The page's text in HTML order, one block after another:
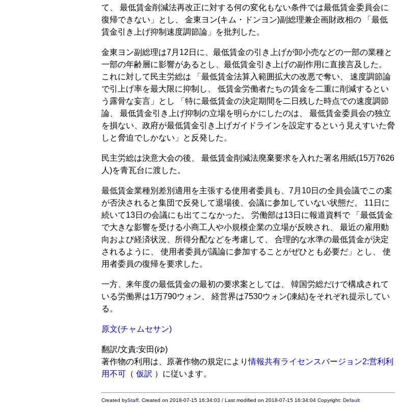
て、 最低賃金削減法再改正に対する何の変化もない条件では最低賃金委員会に
復帰できない」とし、 金東ヨン(キム・ドンヨン)副総理兼企画財政相の 「最低
賃金引き上げ抑制速度調節論」を批判した。
金東ヨン副総理は7月12日に、最低賃金の引き上げが卸小売などの一部の業種と
一部の年齢層に影響があるとし、最低賃金引き上げの副作用に直接言及した。
これに対して民主労総は 「最低賃金法算入範囲拡大の改悪で奪い、 速度調節論
で引上げ率を最大限に抑制し、 低賃金労働者たちの賃金を二重に削減するとい
う露骨な妄言」とし 「特に最低賃金の決定期間を二日残した時点での速度調節
論、 最低賃金引き上げ抑制の立場を明らかにしたのは、 最低賃金委員会の独立
を損ない、政府が最低賃金引き上げガイドラインを設定するという見えすいた脅
しと脅迫でしかない」と反発した。
民主労総は決意大会の後、 最低賃金削減法廃棄要求を入れた署名用紙(15万7626
人)を青瓦台に渡した。
最低賃金業種別差別適用を主張する使用者委員も、7月10日の全員会議でこの案
が否決されると集団で反発して退場後、会議に参加していない状態だ。 11日に
続いて13日の会議にも出てこなかった。 労働部は13日に報道資料で 「最低賃金
で大きな影響を受ける小商工人や小規模企業の立場が反映され、 最近の雇用動
向および経済状況、所得分配などを考慮して、 合理的な水準の最低賃金が決定
されるように、 使用者委員が議論に参加することがぜひとも必要だ」とし、 使
用者委員の復帰を要求した。
一方、来年度の最低賃金の最初の要求案としては、 韓国労総だけで構成されて
いる労働界は1万790ウォン、 経営界は7530ウォン(凍結)をそれぞれ提示してい
る。
原文(チャムセサン)
翻訳/文責:安田(ゆ)
著作物の利用は、原著作物の規定により情報共有ライセンスバージョン2:営利利
用不可 （仮訳 ）に従います。
Created byStaff . Created on 2018-07-15 16:34:03 / Last modified on 2018-07-15 16:34:04 Copyright:Default